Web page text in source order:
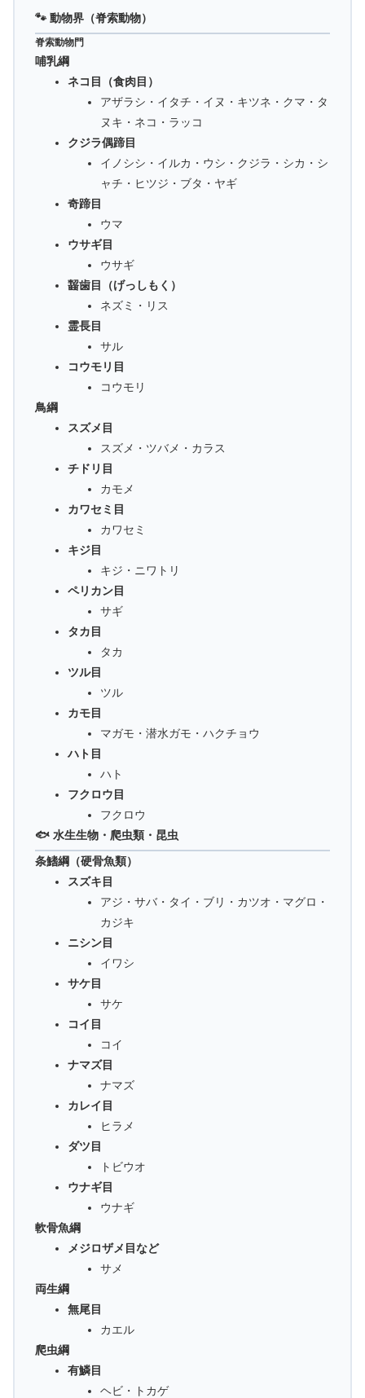
🐾 動物界（脊索動物）
脊索動物門
哺乳綱
ネコ目（食肉目）
アザラシ・イタチ・イヌ・キツネ・クマ・タ
ヌキ・ネコ・ラッコ
クジラ偶蹄目
イノシシ・イルカ・ウシ・クジラ・シカ・シ
ャチ・ヒツジ・ブタ・ヤギ
奇蹄目
ウマ
ウサギ目
ウサギ
齧歯目（げっしもく）
ネズミ・リス
霊長目
サル
コウモリ目
コウモリ
鳥綱
スズメ目
スズメ・ツバメ・カラス
チドリ目
カモメ
カワセミ目
カワセミ
キジ目
キジ・ニワトリ
ペリカン目
サギ
タカ目
タカ
ツル目
ツル
カモ目
マガモ・潜水ガモ・ハクチョウ
ハト目
ハト
フクロウ目
フクロウ
🐟 水生生物・爬虫類・昆虫
条鰭綱（硬骨魚類）
スズキ目
アジ・サバ・タイ・ブリ・カツオ・マグロ・
カジキ
ニシン目
イワシ
サケ目
サケ
コイ目
コイ
ナマズ目
ナマズ
カレイ目
ヒラメ
ダツ目
トビウオ
ウナギ目
ウナギ
軟骨魚綱
メジロザメ目など
サメ
両生綱
無尾目
カエル
爬虫綱
有鱗目
ヘビ・トカゲ